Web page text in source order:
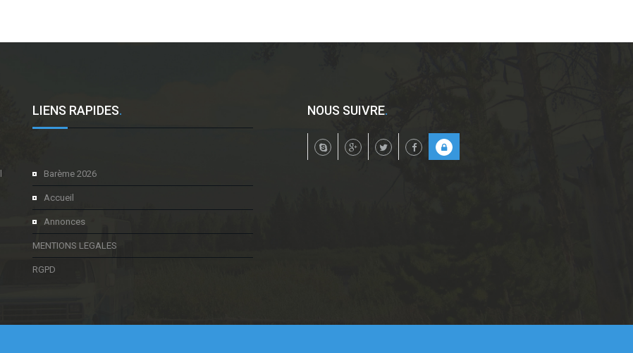
LIENS RAPIDES.
Barème 2026
Accueil
Annonces
MENTIONS LEGALES
RGPD
NOUS SUIVRE.